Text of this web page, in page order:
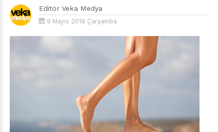
Editör Veka Medya
9 Mayıs 2018 Çarşamba